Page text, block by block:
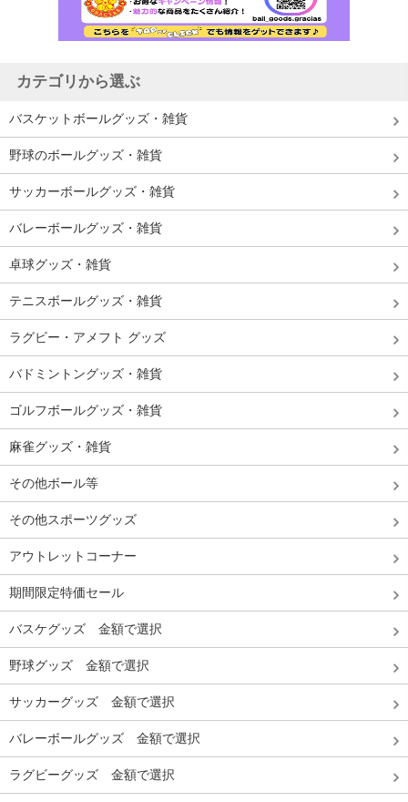
カテゴリから選ぶ
バスケットボールグッズ・雑貨
野球のボールグッズ・雑貨
サッカーボールグッズ・雑貨
バレーボールグッズ・雑貨
卓球グッズ・雑貨
テニスボールグッズ・雑貨
ラグビー・アメフト グッズ
バドミントングッズ・雑貨
ゴルフボールグッズ・雑貨
麻雀グッズ・雑貨
その他ボール等
その他スポーツグッズ
アウトレットコーナー
期間限定特価セール
バスケグッズ 金額で選択
野球グッズ 金額で選択
サッカーグッズ 金額で選択
バレーボールグッズ 金額で選択
ラグビーグッズ 金額で選択